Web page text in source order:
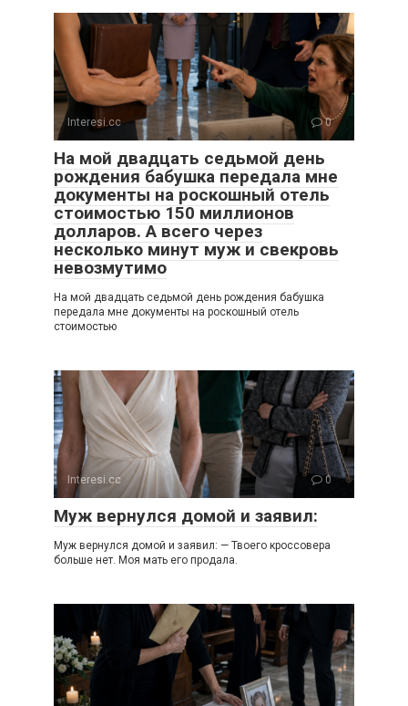
Interesi.cc 0
На мой двадцать седьмой день
рождения бабушка передала мне
документы на роскошный отель
стоимостью 150 миллионов
долларов. А всего через
несколько минут муж и свекровь
невозмутимо
На мой двадцать седьмой день рождения бабушка
передала мне документы на роскошный отель
стоимостью
Interesi.cc 0
Муж вернулся домой и заявил:
Муж вернулся домой и заявил: — Твоего кроссовера
больше нет. Моя мать его продала.